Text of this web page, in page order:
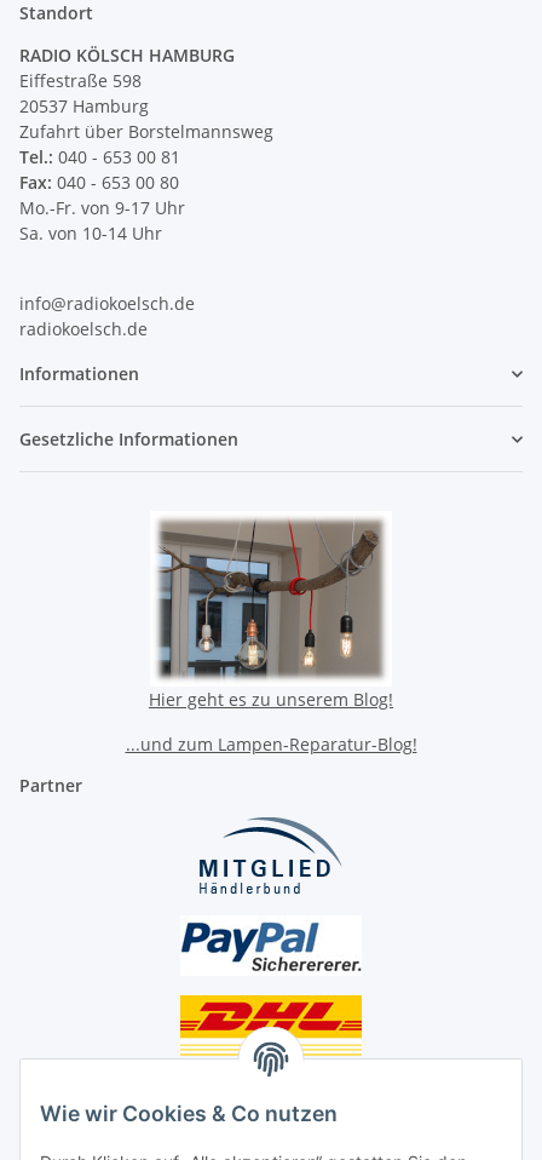
Wie wir Cookies & Co nutzen
Standort
RADIO KÖLSCH HAMBURG
Eiffestraße 598
20537 Hamburg
Zufahrt über Borstelmannsweg
Tel.: 040 - 653 00 81
Fax: 040 - 653 00 80
Mo.-Fr. von 9-17 Uhr
Sa. von 10-14 Uhr
info@radiokoelsch.de
radiokoelsch.de
Informationen
Gesetzliche Informationen
Hier geht es zu unserem Blog!
...und zum Lampen-Reparatur-Blog!
Partner
Social Media